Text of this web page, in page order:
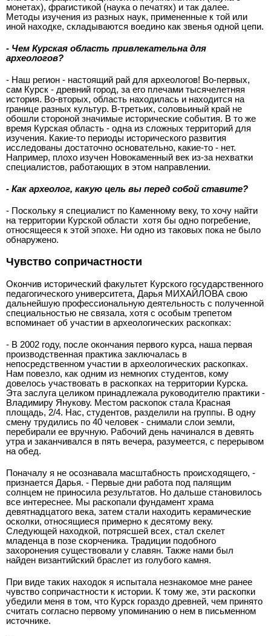
монетах), фрагистикой (наука о печатях) и так далее.
Методы изучения из разных наук, примененные к той или
иной находке, складываются воедино как звенья одной цепи.
- Чем Курская область привлекательна для
археологов?
- Наш регион - настоящий рай для археологов! Во-первых,
сам Курск - древний город, за его плечами тысячелетняя
история. Во-вторых, область находилась и находится на
границе разных культур. В-третьих, соловьиный край не
обошли стороной значимые исторические события. В то же
время Курская область - одна из сложных территорий для
изучения. Какие-то периоды исторического развития
исследованы достаточно основательно, какие-то - нет.
Например, плохо изучен Новокаменный век из-за нехватки
специалистов, работающих в этом направлении.
- Как археолог, какую цель вы перед собой ставите?
- Поскольку я специалист по Каменному веку, то хочу найти
на территории Курской области хотя бы одно погребение,
относящееся к этой эпохе. Ни одно из таковых пока не было
обнаружено.
Чувство сопричастности
Окончив исторический факультет Курского государственного
педагогического университета, Дарья МИХАЙЛОВА свою
дальнейшую профессиональную деятельность с полученной
специальностью не связала, хотя с особым трепетом
вспоминает об участии в археологических раскопках:
- В 2002 году, после окончания первого курса, наша первая
производственная практика заключалась в
непосредственном участии в археологических раскопках.
Нам повезло, как одним из немногих студентов, кому
довелось участвовать в раскопках на территории Курска.
Эта заслуга целиком принадлежала руководителю практики -
Владимиру Янукову. Местом раскопок стала Красная
площадь, 2/4. Нас, студентов, разделили на группы. В одну
смену трудились по 40 человек - снимали слои земли,
перебирали ее вручную. Рабочий день начинался в девять
утра и заканчивался в пять вечера, разумеется, с перерывом
на обед.
Поначалу я не осознавала масштабность происходящего, -
признается Дарья. - Первые дни работа под палящим
солнцем не приносила результатов. Но дальше становилось
все интереснее. Мы раскопали фундамент храма
девятнадцатого века, затем стали находить керамические
осколки, относящиеся примерно к десятому веку.
Следующей находкой, потрясшей всех, стал скелет
младенца в позе скорченика. Традиции подобного
захоронения существовали у славян. Также нами был
найден византийский браслет из голубого камня.
При виде таких находок я испытала незнакомое мне ранее
чувство сопричастности к истории. К тому же, эти раскопки
убедили меня в том, что Курск гораздо древней, чем принято
считать согласно первому упоминанию о нем в письменном
источнике.